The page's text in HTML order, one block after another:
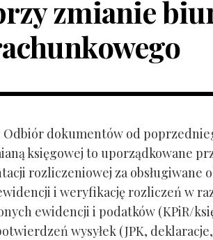
zmianie
Odbiór dokumentów od
księgowej to uporządkowane
rozliczeniowej za obsługiwane
i weryfikację rozliczeń w
ewidencji i podatków (KPiR/
wysyłek (JPK,